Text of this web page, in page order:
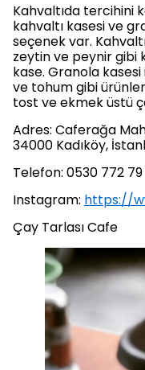
Kahvaltıda tercihini
kahvaltı kasesi ve
seçenek var.
zeytin ve peynir gibi
kase. Granola
ve tohum gibi
tost ve ekmek üstü
Adres: Caferağa
34000 Kadıköy,
Telefon: 0530 772 79
Instagram: https://
Çay Tarlası Cafe